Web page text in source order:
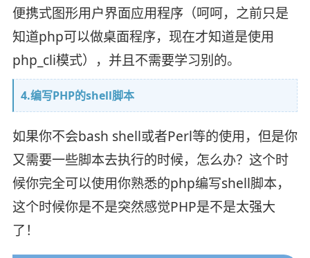
便携式图形用户界面应用程序（呵呵，之前只是
知道php可以做桌面程序，现在才知道是使用
php_cli模式），并且不需要学习别的。
4.编写PHP的shell脚本
如果你不会bash shell或者Perl等的使用，但是你
又需要一些脚本去执行的时候，怎么办？这个时
候你完全可以使用你熟悉的php编写shell脚本，
这个时候你是不是突然感觉PHP是不是太强大
了！